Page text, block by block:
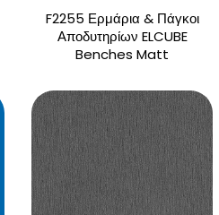
F2255 Ερμάρια & Πάγκοι
Αποδυτηρίων ELCUBE
Benches Matt